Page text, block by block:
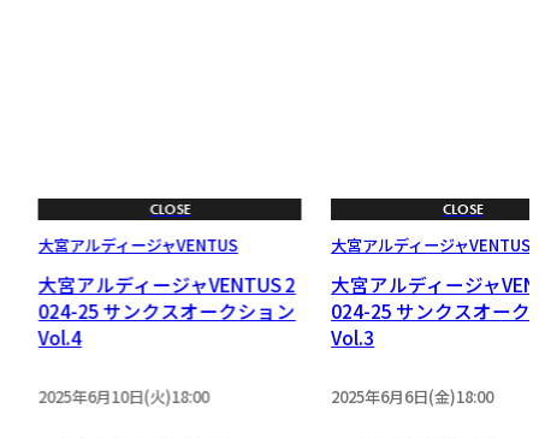
CLOSE
大宮アルディージャVENTUS
大宮アルディージャVENTUS 2
024-25 サンクスオークション
Vol.4
2025年6月10日(火)18:00
CLOSE
大宮アルディージャVENTUS
大宮アルディージャ
024-25 サンクスオーク
Vol.3
2025年6月6日(金)18:00